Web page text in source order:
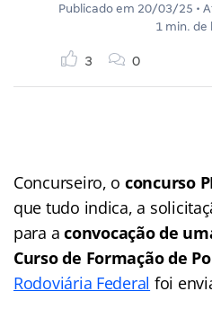
Publicado em 20/03/25 •
1 min. de
3 0
Concurseiro, o concurso
que tudo indica, a
para aconvocação de
Curso de Formação de
Rodoviária Federal foi